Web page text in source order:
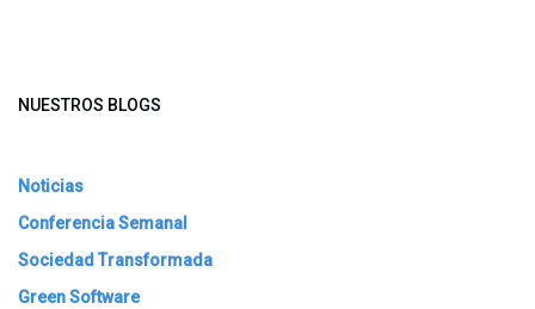
NUESTROS BLOGS
Noticias
Conferencia Semanal
Sociedad Transformada
Green Software